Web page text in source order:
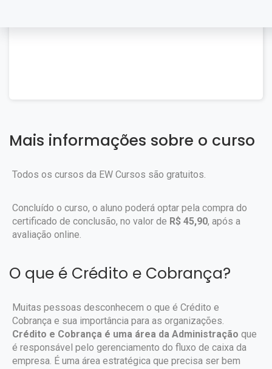
Mais informações sobre o curso
Todos os cursos da EW Cursos são gratuitos.
Concluído o curso, o aluno poderá optar pela compra do
certificado de conclusão, no valor de R$ 45,90, após a
avaliação online.
O que é Crédito e Cobrança?
Muitas pessoas desconhecem o que é Crédito e
Cobrança e sua importância para as organizações.
Crédito e Cobrança é uma área da Administração que
é responsável pelo gerenciamento do fluxo de caixa da
empresa. É uma área estratégica que precisa ser bem